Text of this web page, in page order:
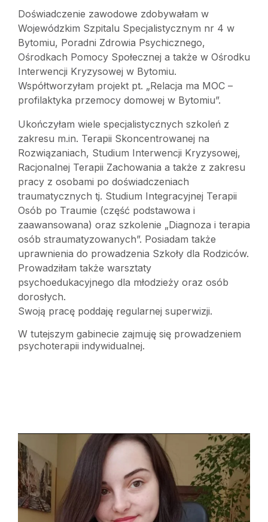
Doświadczenie zawodowe zdobywałam w
Wojewódzkim Szpitalu Specjalistycznym nr 4 w
Bytomiu, Poradni Zdrowia Psychicznego,
Ośrodkach Pomocy Społecznej a także w Ośrodku
Interwencji Kryzysowej w Bytomiu.
Współtworzyłam projekt pt. „Relacja ma MOC –
profilaktyka przemocy domowej w Bytomiu”.
Ukończyłam wiele specjalistycznych szkoleń z
zakresu m.in. Terapii Skoncentrowanej na
Rozwiązaniach, Studium Interwencji Kryzysowej,
Racjonalnej Terapii Zachowania a także z zakresu
pracy z osobami po doświadczeniach
traumatycznych tj. Studium Integracyjnej Terapii
Osób po Traumie (część podstawowa i
zaawansowana) oraz szkolenie „Diagnoza i terapia
osób straumatyzowanych”. Posiadam także
uprawnienia do prowadzenia Szkoły dla Rodziców.
Prowadziłam także warsztaty
psychoedukacyjnego dla młodzieży oraz osób
dorosłych.
Swoją pracę poddaję regularnej superwizji.
W tutejszym gabinecie zajmuję się prowadzeniem
psychoterapii indywidualnej.